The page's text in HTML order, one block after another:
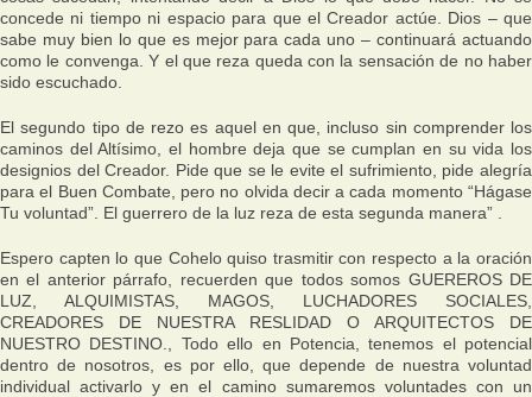
concede ni tiempo ni espacio para que el Creador actúe. Dios – que
sabe muy bien lo que es mejor para cada uno – continuará actuando
como le convenga. Y el que reza queda con la sensación de no haber
sido escuchado.
El segundo tipo de rezo es aquel en que, incluso sin comprender los
caminos del Altísimo, el hombre deja que se cumplan en su vida los
designios del Creador. Pide que se le evite el sufrimiento, pide alegría
para el Buen Combate, pero no olvida decir a cada momento “Hágase
Tu voluntad”. El guerrero de la luz reza de esta segunda manera” .
Espero capten lo que Cohelo quiso trasmitir con respecto a la oración
en el anterior párrafo, recuerden que todos somos GUEREROS DE
LUZ, ALQUIMISTAS, MAGOS, LUCHADORES SOCIALES,
CREADORES DE NUESTRA RESLIDAD O ARQUITECTOS DE
NUESTRO DESTINO., Todo ello en Potencia, tenemos el potencial
dentro de nosotros, es por ello, que depende de nuestra voluntad
individual activarlo y en el camino sumaremos voluntades con un